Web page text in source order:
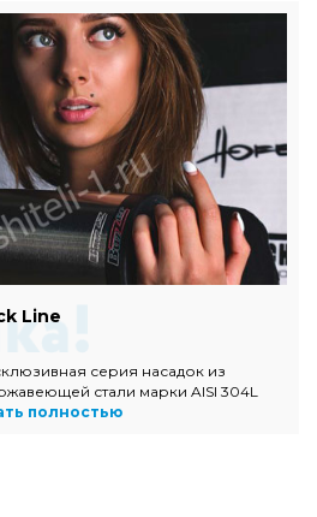
Line
серия насадок из
стали марки AISI 304L
полностью